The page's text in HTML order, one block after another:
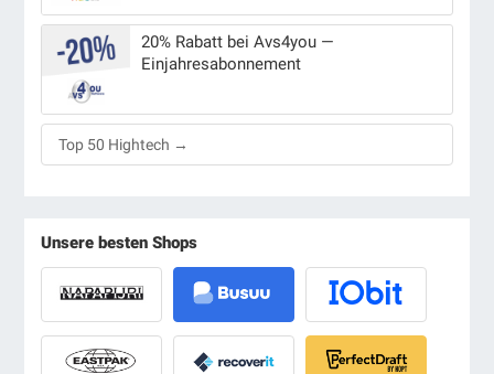
20% Rabatt bei Avs4you —
Einjahresabonnement
Top 50 Hightech →
Unsere besten Shops